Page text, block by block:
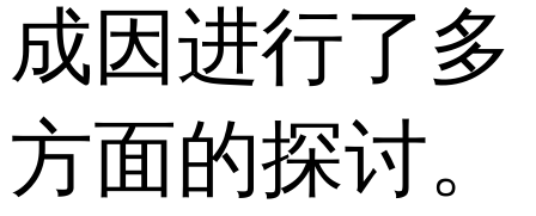
成因进行了多
方面的探讨。